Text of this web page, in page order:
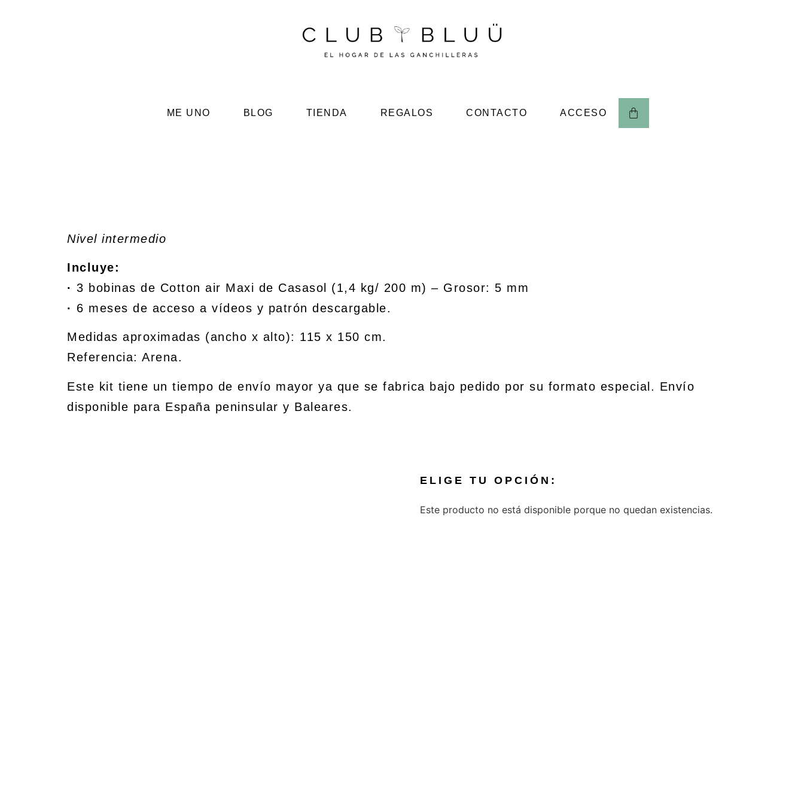
ME UNO BLOG TIENDA REGALOS CONTACTO ACCESO
Nivel intermedio
Incluye:
· 3 bobinas de Cotton air Maxi de Casasol (1,4 kg/ 200 m) – Grosor: 5 mm
· 6 meses de acceso a vídeos y patrón descargable.
Medidas aproximadas (ancho x alto): 115 x 150 cm.
Referencia: Arena.
Este kit tiene un tiempo de envío mayor ya que se fabrica bajo pedido por su formato especial. Envío
disponible para España peninsular y Baleares.
ELIGE TU OPCIÓN:
Este producto no está disponible porque no quedan existencias.